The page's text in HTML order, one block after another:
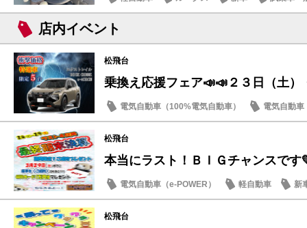
店内イベント
松飛台
乗換え応援フェア📣📣２３日（土）
電気自動車（100%電気自動車）
電気自動車
店内イベント
日産のお店
松飛台
本当にラスト！ＢＩＧチャンスです
電気自動車（e-POWER） 軽自動車
新
日産のお店
松飛台